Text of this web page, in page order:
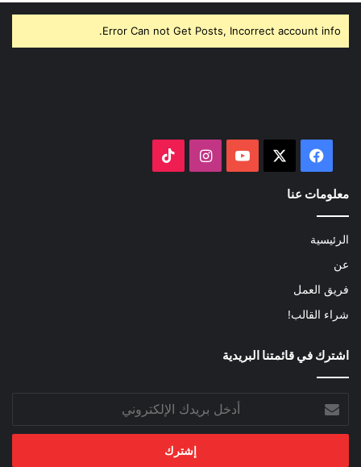
Error Can not Get Posts, Incorrect account info.
فيسبوك ‫YouTubeانستقرام
معلومات عنا
الرئيسية
عن
فريق العمل
شراء القالب!
اشترك في قائمتنا البريدية
بريدك
الإلكتروني